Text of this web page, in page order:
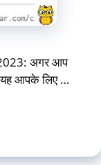
अगर आप
यह आपके लिए …